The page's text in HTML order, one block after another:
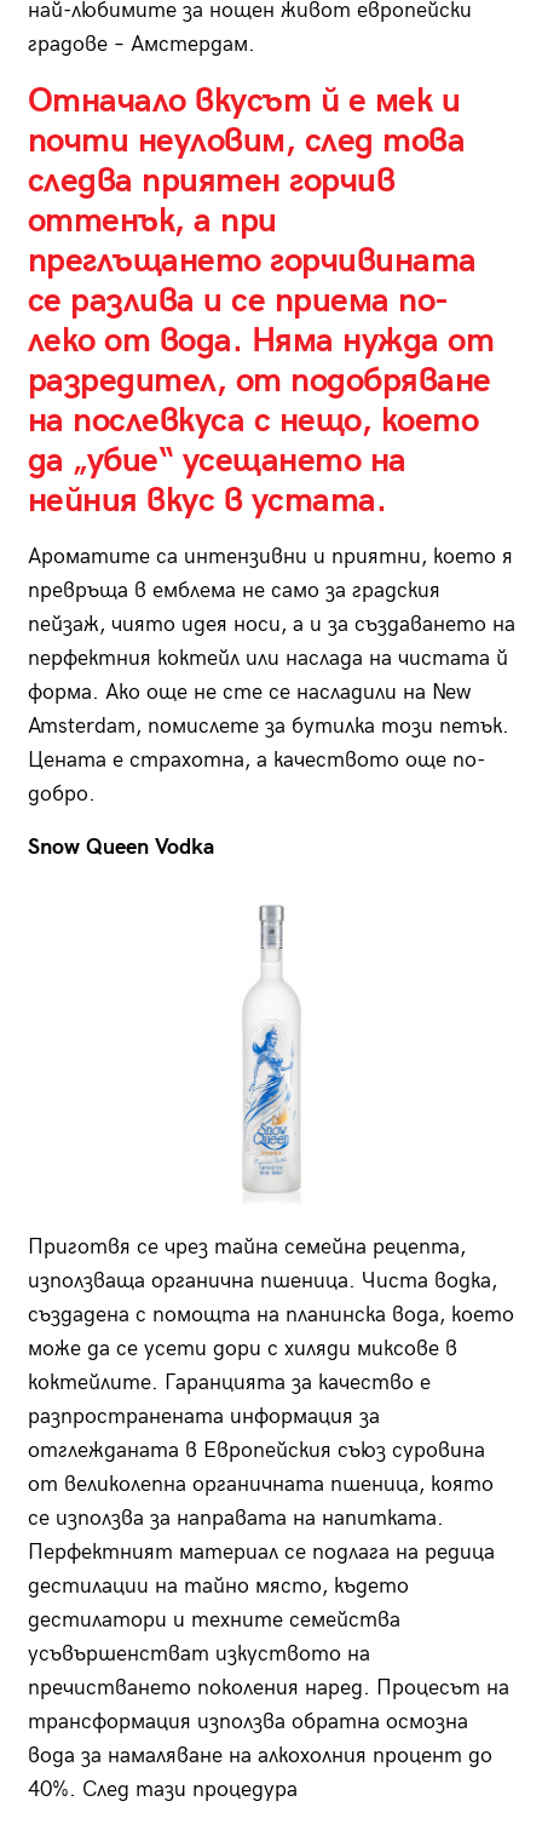
най-любимите за нощен живот европейски
градове – Амстердам.
Отначало вкусът й е мек и
почти неуловим, след това
следва приятен горчив
оттенък, а при
преглъщането горчивината
се разлива и се приема по-
леко от вода. Няма нужда от
разредител, от подобряване
на послевкуса с нещо, което
да „убие“ усещането на
нейния вкус в устата.
Ароматите са интензивни и приятни, което я
превръща в емблема не само за градския
пейзаж, чиято идея носи, а и за създаването на
перфектния коктейл или наслада на чистата й
форма. Ако още не сте се насладили на New
Amsterdam, помислете за бутилка този петък.
Цената е страхотна, а качеството още по-
добро.
Snow Queen Vodka
Приготвя се чрез тайна семейна рецепта,
използваща органична пшеница. Чиста водка,
създадена с помощта на планинска вода, което
може да се усети дори с хиляди миксове в
коктейлите. Гаранцията за качество е
разпространената информация за
отглежданата в Европейския съюз суровина
от великолепна органичната пшеница, която
се използва за направата на напитката.
Перфектният материал се подлага на редица
дестилации на тайно място, където
дестилатори и техните семейства
усъвършенстват изкуството на
пречистването поколения наред. Процесът на
трансформация използва обратна осмозна
вода за намаляване на алкохолния процент до
40%. След тази процедура